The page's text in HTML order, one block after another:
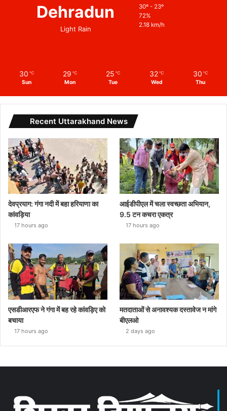
Dehradun
Light Rain
30º - 23º
72%
2.18 km/h
30 ℃
Sun
29 ℃
Mon
25 ℃
Tue
32 ℃
Wed
30 ℃
Thu
Recent Uttarakhand News
देवप्रयाग: गंगा नदी में बहा हरियाणा का
कांवड़िया
17 hours ago
आईडीपीएल में चला स्वच्छता अभियान,
9.5 टन कचरा एकत्र
17 hours ago
एसडीआरएफ ने गंगा में बह रहे कांवड़िए को
बचाया
17 hours ago
मतदाताओं से अनावश्यक दस्तावेज न मांगे
बीएलओ
2 days ago